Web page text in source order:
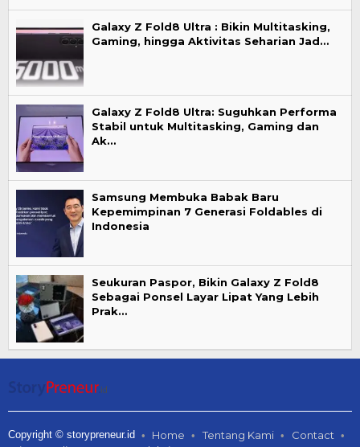
Galaxy Z Fold8 Ultra : Bikin Multitasking,
Gaming, hingga Aktivitas Seharian Jad…
Galaxy Z Fold8 Ultra: Suguhkan Performa
Stabil untuk Multitasking, Gaming dan
Ak…
Samsung Membuka Babak Baru
Kepemimpinan 7 Generasi Foldables di
Indonesia
Seukuran Paspor, Bikin Galaxy Z Fold8
Sebagai Ponsel Layar Lipat Yang Lebih
Prak…
Copyright © storypreneur.id Home Tentang Kami
Contact